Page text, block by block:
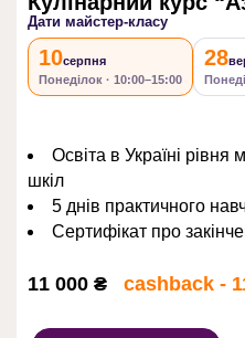
Дати майстер-класу
10серпня
Понеділок · 10:00–15:00
28
Освіта в Україні рівня
шкіл
5 днів практичного
Сертифікат про
11 000 ₴ cashback -